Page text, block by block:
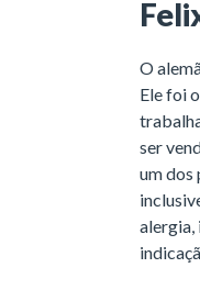
O
Ele foi
ser
um dos
alergia,